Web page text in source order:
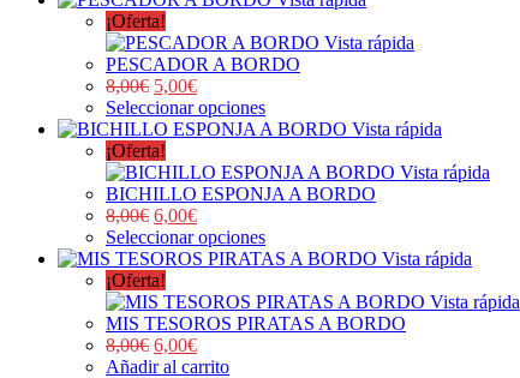
¡Oferta!
Vista rápida
PESCADOR A BORDO
8,00€ 5,00€
Seleccionar opciones
Vista rápida
¡Oferta!
Vista rápida
BICHILLO ESPONJA A BORDO
8,00€ 6,00€
Seleccionar opciones
Vista rápida
¡Oferta!
Vista rápida
MIS TESOROS PIRATAS A BORDO
8,00€ 6,00€
Añadir al carrito